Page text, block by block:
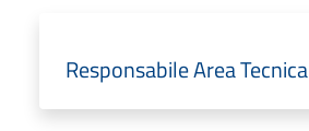
Responsabile Area Tecnica